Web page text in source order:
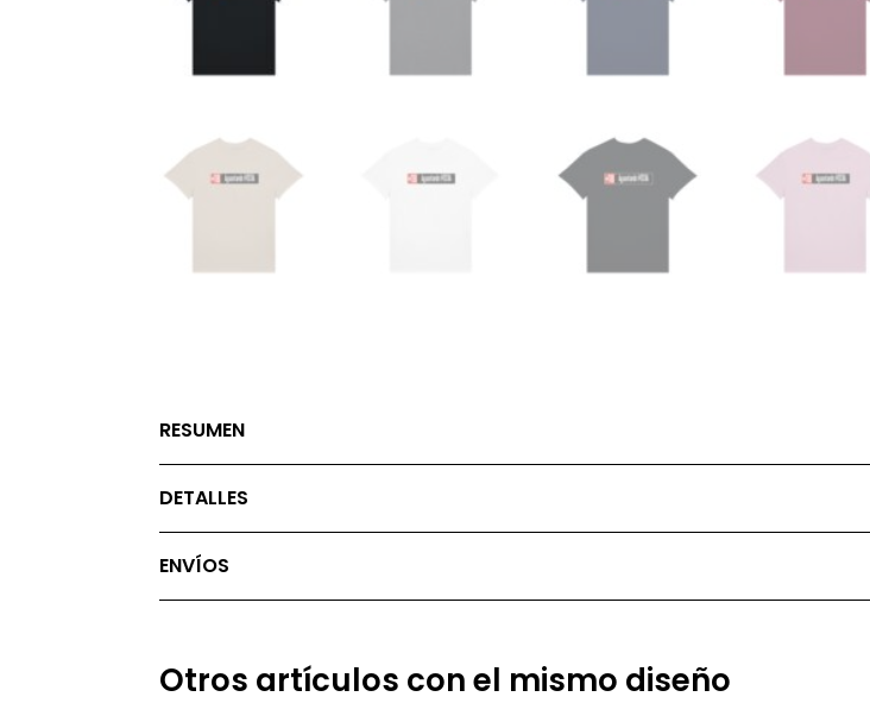
RESUMEN
DETALLES
ENVÍOS
Otros artículos con el mismo diseño